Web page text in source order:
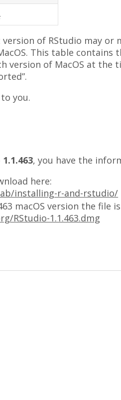
of RStudio may or
This table contains
version of MacOS at the
you.
, you have the
here:
installing-r-and-rstudio/
macOS version the file
RStudio-1.1.463.dmg